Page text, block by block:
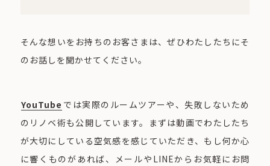
そんな想いをお持ちのお客さまは、ぜひわたしたちにそ
のお話しを聞かせてください。
YouTube では実際のルームツアーや、失敗しないため
のリノベ術も公開しています。まずは動画でわたしたち
が大切にしている空気感を感じていただき、もし何か心
に響くものがあれば、メールやLINEからお気軽にお問